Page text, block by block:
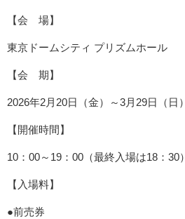
【会 場】
東京ドームシティ プリズムホール
【会 期】
2026年2月20日（金）～3月29日（日）
【開催時間】
10：00～19：00（最終入場は18：30）
【入場料】
●前売券